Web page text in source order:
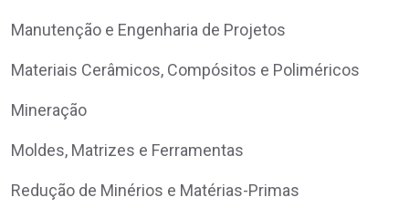
Manutenção e Engenharia de Projetos
Materiais Cerâmicos, Compósitos e Poliméricos
Mineração
Moldes, Matrizes e Ferramentas
Redução de Minérios e Matérias-Primas